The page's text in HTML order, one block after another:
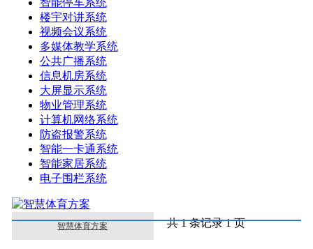
信息机房系统
智能一卡通系统
综合布线系统
智能停车系统
楼宇对讲系统
视频会议系统
多媒体教学系统
公共广播系统
信息机房系统
大屏显示系统
物业管理系统
计算机网络系统
防盗报警系统
智能一卡通系统
智能家居系统
电子围栏系统
智慧体育方案 共 1 条记录 1 页